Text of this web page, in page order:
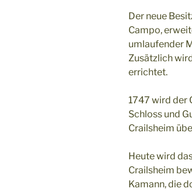
Der neue
Campo,
umlaufender
Zusätzlich
errichtet.
1747 wird der
Schloss und
Crailsheim
Heute wird
Crailsheim
Kamann, die